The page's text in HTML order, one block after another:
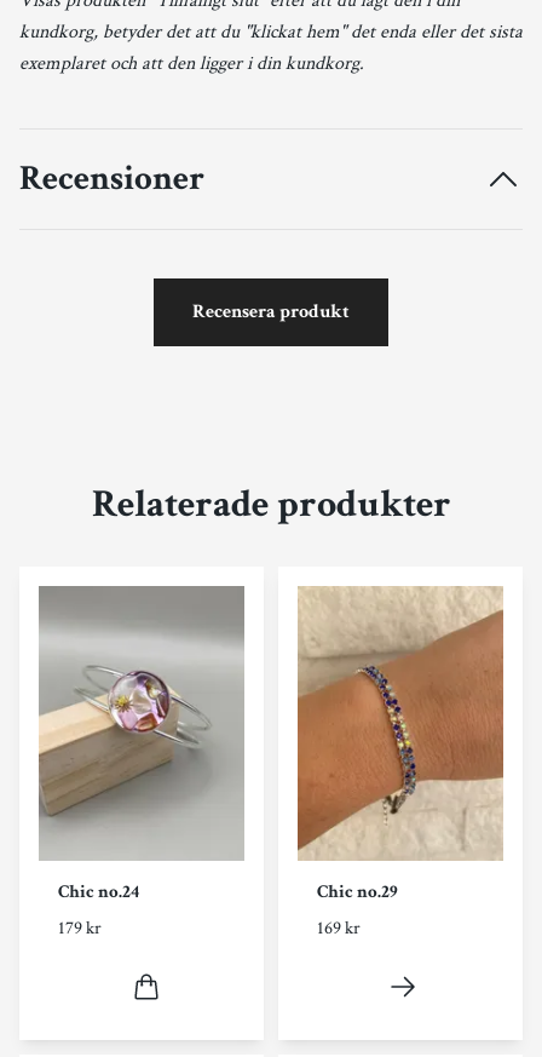
kundkorg, betyder det att du "klickat hem" det enda eller det sista
exemplaret och att den ligger i din kundkorg.
Recensioner
Recensera produkt
Relaterade produkter
Chic no.24
179 kr
Chic no.29
169 kr